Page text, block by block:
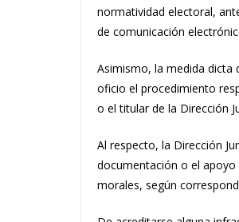
normatividad electoral,
de comunicación
Asimismo, la medida dicta
oficio el procedimiento
o el titular de la Dirección
Al respecto, la Dirección
documentación o el apoyo
morales, según